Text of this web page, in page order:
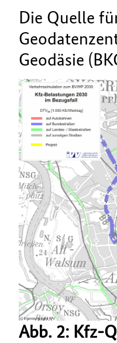
Die Quelle
Geodäsie
Abb. 2: Kfz-